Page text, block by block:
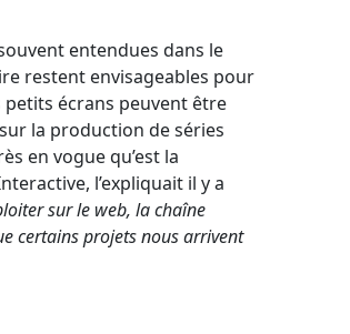
entendues dans le
restent envisageables pour
écrans peuvent être
la production de séries
en vogue qu’est la
l’expliquait il y a
sur le web, la chaîne
certains projets nous arrivent